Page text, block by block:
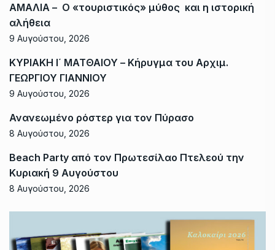
ΑΜΑΛΙΑ – Ο «τουριστικός» μύθος και η ιστορική
αλήθεια
9 Αυγούστου, 2026
ΚΥΡΙΑΚΗ Ι΄ ΜΑΤΘΑΙΟΥ – Κήρυγμα του Αρχιμ.
ΓΕΩΡΓΙΟΥ ΓΙΑΝΝΙΟΥ
9 Αυγούστου, 2026
Ανανεωμένο ρόστερ για τον Πύρασο
8 Αυγούστου, 2026
Beach Party από τον Πρωτεσίλαο Πτελεού την
Κυριακή 9 Αυγούστου
8 Αυγούστου, 2026